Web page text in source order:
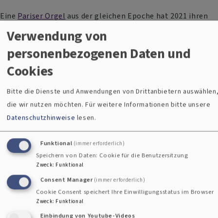
Eine Pariser Orgel aus der gleichen Epoche hat 2021 ihren
Bad Kötztinger Matthäuskirche
stammt aus der berühmten Werkstatt Cavaille-Coll –
Mutin.
Armin Ziegtrum erbaute 2000 in der
sehr eng an die Oberpfälzer Barockorgeln anlehnt.
Verwendung von
personenbezogenen Daten und
Cookies
Bitte die Dienste und Anwendungen von Drittanbietern
die wir nutzen möchten.Für weitere Informationen bitte unsere
Datenschutzhinweise lesen.
Funktional (immer erforderlich)
Speichern von Daten: Cookie für die Benutzersitzung
Zweck: Funktional
Consent Manager (immer erforderlich)
Cookie Consent speichert Ihre Einwilligungsstatus im Browser
Zweck: Funktional
Einbindung von Youtube-Videos